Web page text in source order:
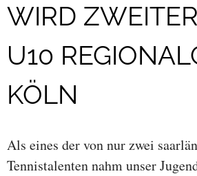
WIRD
U10
KÖLN
Als eines der von nur zwei
Tennistalenten nahm unser